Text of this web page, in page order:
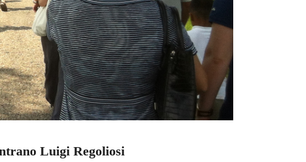
Luigi Regoliosi